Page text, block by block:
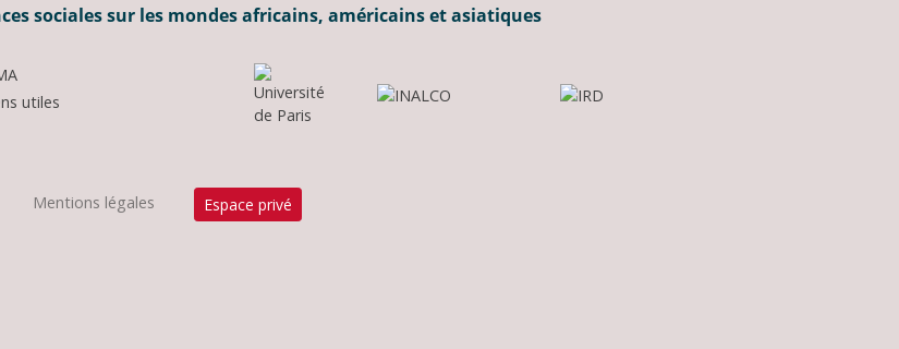
sociales sur les mondes africains, américains et asiatiques
utiles
Mentions légales Espace privé